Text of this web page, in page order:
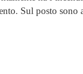
Sul posto